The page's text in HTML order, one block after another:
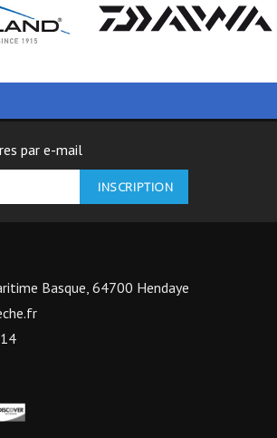
par e-mail
Basque, 64700 Hendaye